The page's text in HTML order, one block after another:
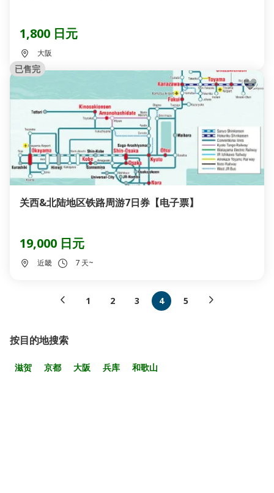
1,800 日元
大阪
已售完
关西&北陆地区铁路周游7日券【电子票】
19,000 日元
近畿 7 天~
1 2 3 4 5
按目的地搜索
滋贺 京都 大阪 兵库 和歌山